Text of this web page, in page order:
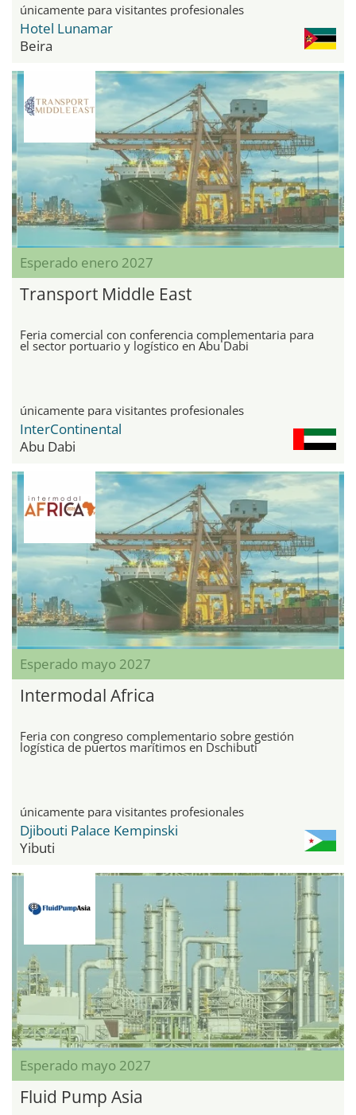
únicamente para visitantes profesionales
Hotel Lunamar
Beira
Esperado enero 2027
Transport Middle East
Feria comercial con conferencia complementaria para
el sector portuario y logístico en Abu Dabi
únicamente para visitantes profesionales
InterContinental
Abu Dabi
Esperado mayo 2027
Intermodal Africa
Feria con congreso complementario sobre gestión
logística de puertos marítimos en Dschibuti
únicamente para visitantes profesionales
Djibouti Palace Kempinski
Yibuti
Esperado mayo 2027
Fluid Pump Asia